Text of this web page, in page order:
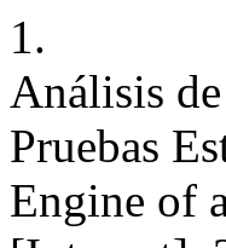
1.
Análisis
Pruebas
Engine of